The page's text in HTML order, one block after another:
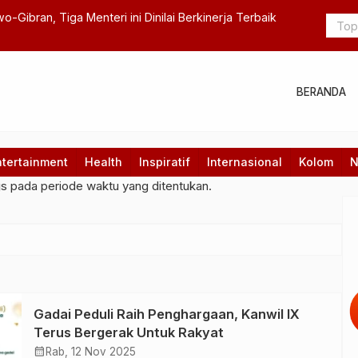
Sepakat Dorong Kedaulatan Maritim Berbasis Pertumbuhan
BERANDA
Health Inspiratif Internasional Kolom
pada periode waktu yang ditentukan.
Gadai Peduli Raih Penghargaan, Kanwil IX
Terus Bergerak Untuk Rakyat
calendar_month Rab, 12 Nov 2025